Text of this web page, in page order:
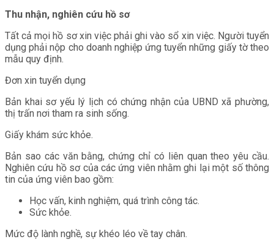
Thu nhận, nghiên cứu hồ sơ
Tất cả mọi hồ sơ xin việc phải ghi vào sổ xin việc. Người tuyển
dụng phải nộp cho doanh nghiệp ứng tuyển những giấy tờ theo
mẫu quy định.
Đơn xin tuyển dụng
Bản khai sơ yếu lý lịch có chứng nhận của UBND xã phường,
thị trấn nơi tham ra sinh sống.
Giấy khám sức khỏe.
Bản sao các văn bằng, chứng chỉ có liên quan theo yêu cầu.
Nghiên cứu hồ sơ của các ứng viên nhằm ghi lại một số thông
tin của ứng viên bao gồm:
Học vấn, kinh nghiệm, quá trình công tác.
Sức khỏe.
Mức độ lành nghề, sự khéo léo về tay chân.